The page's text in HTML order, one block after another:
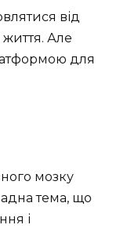
від
Але
для
мозку
тема, що
і